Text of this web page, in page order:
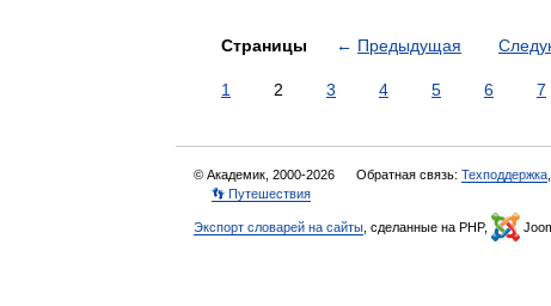
Страницы ← Предыдущая
1 2 3 4 5 6 7
© Академик, 2000-2026 Обратная связь: Техподдержка
👣 Путешествия
Экспорт словарей на сайты , сделанные на PHP,